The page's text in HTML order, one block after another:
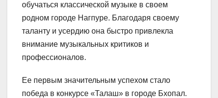
обучаться классической музыке в своем
родном городе Нагпуре. Благодаря своему
таланту и усердию она быстро привлекла
внимание музыкальных критиков и
профессионалов.
Ее первым значительным успехом стало
победа в конкурсе «Талаш» в городе Бхопал.